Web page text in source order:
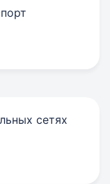
сетях